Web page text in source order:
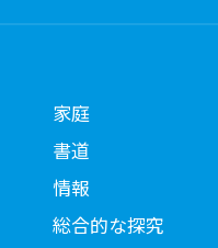
家庭
書道
情報
総合的な探究